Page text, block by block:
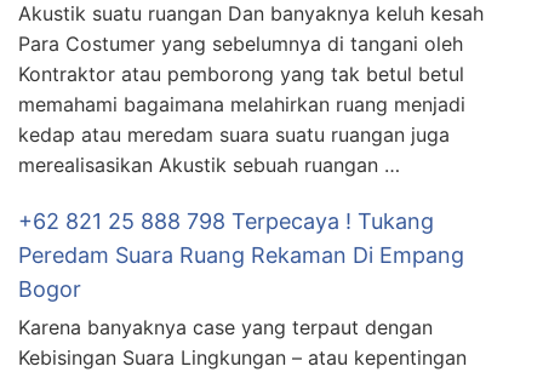
Akustik suatu ruangan Dan banyaknya keluh kesah
Para Costumer yang sebelumnya di tangani oleh
Kontraktor atau pemborong yang tak betul betul
memahami bagaimana melahirkan ruang menjadi
kedap atau meredam suara suatu ruangan juga
merealisasikan Akustik sebuah ruangan …
+62 821 25 888 798 Terpecaya ! Tukang
Peredam Suara Ruang Rekaman Di Empang
Bogor
Karena banyaknya case yang terpaut dengan
Kebisingan Suara Lingkungan – atau kepentingan